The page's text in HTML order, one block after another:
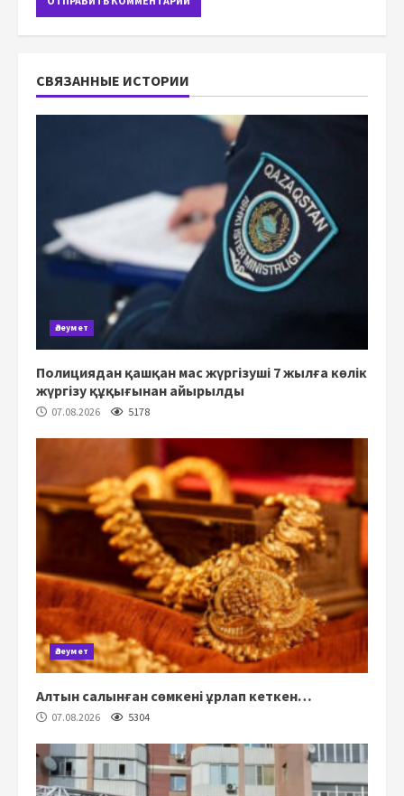
СВЯЗАННЫЕ ИСТОРИИ
Әлеумет
Полициядан қашқан мас жүргізуші 7 жылға көлік
жүргізу құқығынан айырылды
07.08.2026 5178
Әлеумет
Алтын салынған сөмкені ұрлап кеткен…
07.08.2026 5304